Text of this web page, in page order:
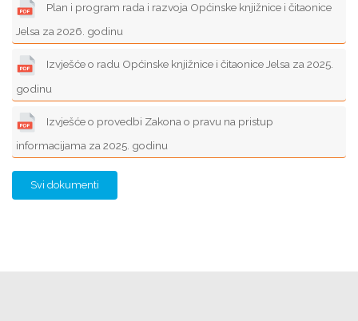
Plan i program rada i razvoja Općinske knjižnice i čitaonice
Jelsa za 2026. godinu
Izvješće o radu Općinske knjižnice i čitaonice Jelsa za 2025.
godinu
Izvješće o provedbi Zakona o pravu na pristup
informacijama za 2025. godinu
Svi dokumenti